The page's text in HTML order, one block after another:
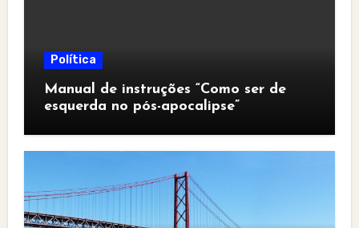
Política
Manual de instruções “Como ser de
esquerda no pós-apocalipse”